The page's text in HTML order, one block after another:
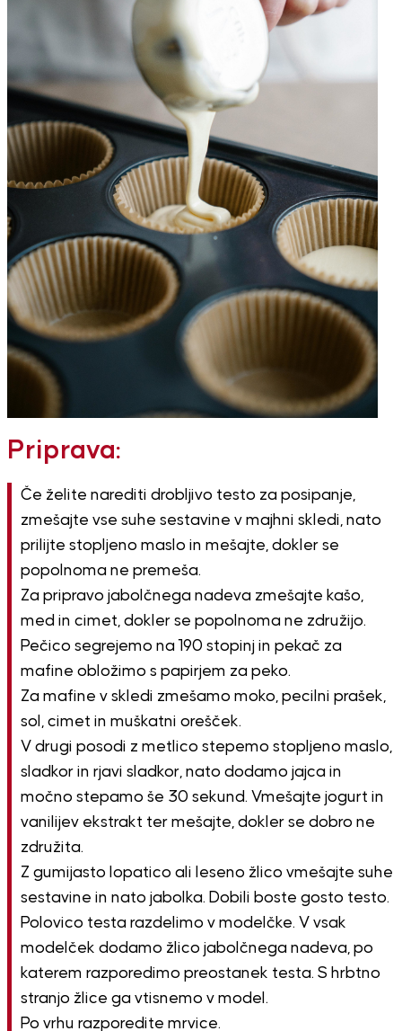
Priprava:
Če želite narediti drobljivo testo za posipanje,
zmešajte vse suhe sestavine v majhni skledi, nato
prilijte stopljeno maslo in mešajte, dokler se
popolnoma ne premeša.
Za pripravo jabolčnega nadeva zmešajte kašo,
med in cimet, dokler se popolnoma ne združijo.
Pečico segrejemo na 190 stopinj in pekač za
mafine obložimo s papirjem za peko.
Za mafine v skledi zmešamo moko, pecilni prašek,
sol, cimet in muškatni orešček.
V drugi posodi z metlico stepemo stopljeno maslo,
sladkor in rjavi sladkor, nato dodamo jajca in
močno stepamo še 30 sekund. Vmešajte jogurt in
vanilijev ekstrakt ter mešajte, dokler se dobro ne
združita.
Z gumijasto lopatico ali leseno žlico vmešajte suhe
sestavine in nato jabolka. Dobili boste gosto testo.
Polovico testa razdelimo v modelčke. V vsak
modelček dodamo žlico jabolčnega nadeva, po
katerem razporedimo preostanek testa. S hrbtno
stranjo žlice ga vtisnemo v model.
Po vrhu razporedite mrvice.